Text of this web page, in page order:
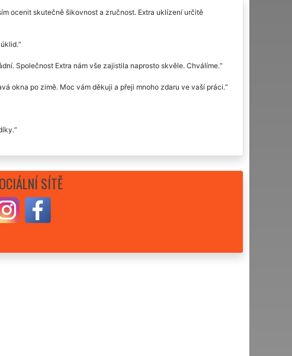
ocenit skutečně šikovnost a zručnost. Extra uklízení určitě
Společnost Extra nám vše zajistila naprosto skvěle. Chválíme.
okna po zimě. Moc vám děkuji a přeji mnoho zdaru ve vaší práci.
SÍTĚ